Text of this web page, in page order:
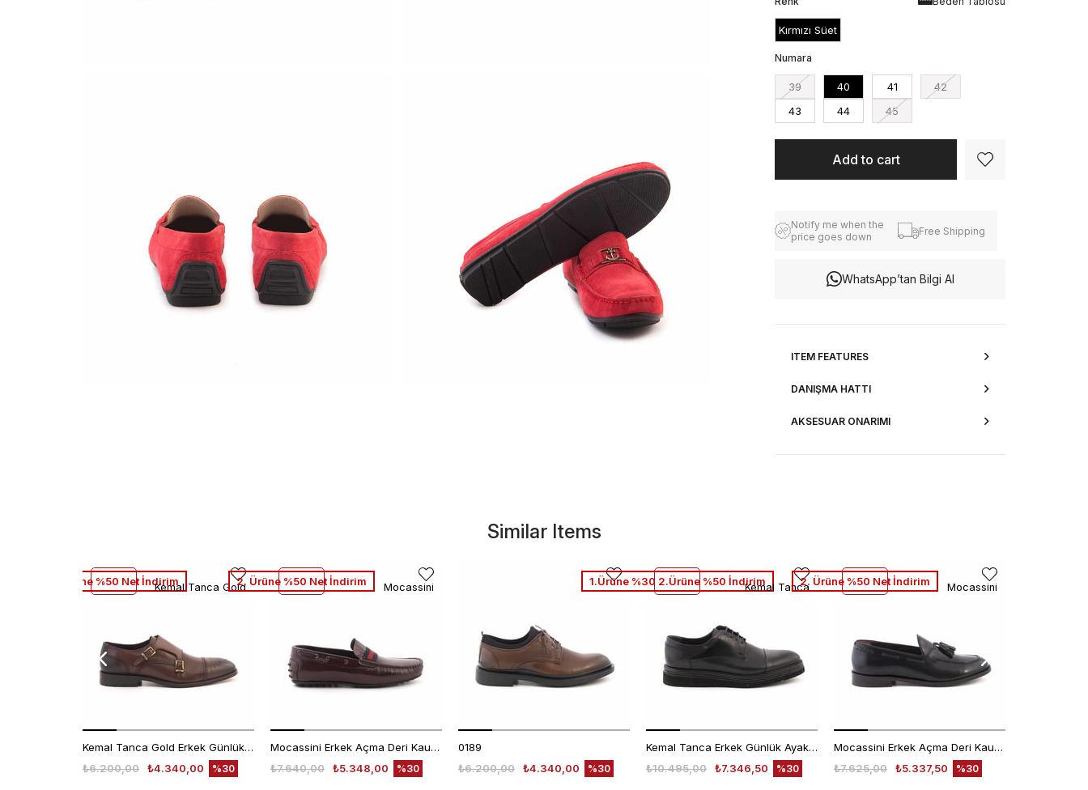
Kırmızı Süet
Numara
39 40 41
42
43
44 45
Notify me when the
price goes down
Free Shipping
WhatsApp’tan Bilgi Al
ITEM FEATURES
DANIŞMA HATTI
AKSESUAR ONARIMI
Similar Items
Kemal Tanca Gold Erkek Günlük Ayakkabı 6612-152
₺4.340,00
₺6.200,00 %30
2. Ürüne %50 Net İndirimKemal Tanca Gold
Mocassini Erkek Açma Deri Kauçuk Taban Bordo Günlük Ayakkabı
₺5.348,00
₺7.640,00 %30
2. Ürüne %50 Net İndirim Mocassini
0189
₺4.340,00
₺6.200,00 %30
Kemal Tanca Erkek Günlük Ayakkabı 9430-1
₺7.346,50
₺10.495,00 %30
1.Ürüne %30 2.Ürüne %50 İndirimKemal Tanca
Mocassini Erkek Açma Deri Kauçuk Taban Siyah Günlük Ayakkabı
₺5.337,50
₺7.625,00 %30
2. Ürüne %50 Net İndirim Mocassini